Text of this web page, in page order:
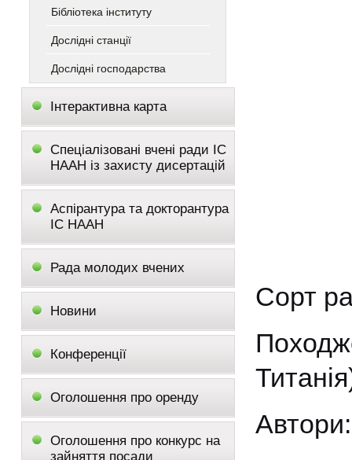
Бібліотека інституту
Дослідні станції
Дослідні господарства
Інтерактивна карта
Спеціалізовані вчені ради ІС
НААН із захисту дисертацій
Аспірантура та докторантура
ІС НААН
Рада молодих вчених
Новини
Конференції
Оголошення про оренду
Оголошення про конкурс на
зайняття посади
Сорт